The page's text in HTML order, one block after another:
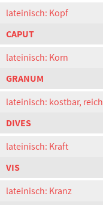
lateinisch: Kopf
CAPUT
lateinisch: Korn
GRANUM
lateinisch: kostbar, reich
DIVES
lateinisch: Kraft
VIS
lateinisch: Kranz